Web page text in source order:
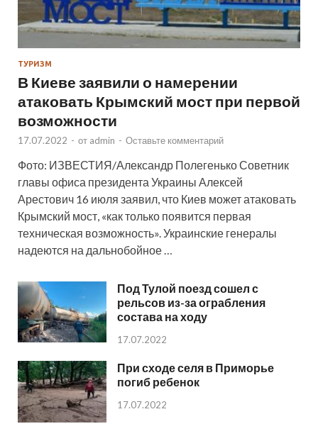
ТУРИЗМ
В Киеве заявили о намерении
атаковать Крымский мост при первой
возможности
17.07.2022 - от admin - Оставьте комментарий
Фото: ИЗВЕСТИЯ/Александр Полегенько Советник
главы офиса президента Украины Алексей
Арестович 16 июля заявил, что Киев может атаковать
Крымский мост, «как только появится первая
техническая возможность». Украинские генералы
надеются на дальнобойное …
Под Тулой поезд сошел с
рельсов из-за ограбления
состава на ходу
17.07.2022
При сходе селя в Приморье
погиб ребенок
17.07.2022